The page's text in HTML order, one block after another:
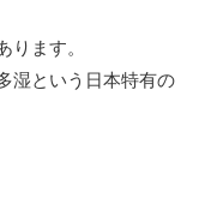
ます。
湿という日本特有の